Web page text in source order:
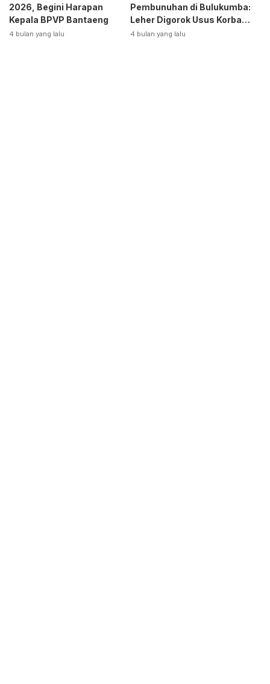
2026, Begini Harapan
Kepala BPVP Bantaeng
4 bulan yang lalu
Pembunuhan di Bulukumba:
Leher Digorok Usus Korban
Dikeluarkan
4 bulan yang lalu